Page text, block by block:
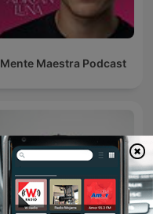
Mente Maestra Podcast